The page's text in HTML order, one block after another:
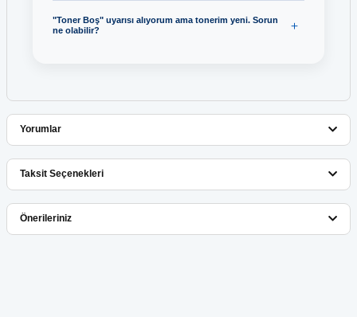
"Toner Boş" uyarısı alıyorum ama tonerim yeni. Sorun
ne olabilir?
Yorumlar
Bu ürüne ilk yorumu siz yapın!
Taksit Seçenekleri
Önerileriniz